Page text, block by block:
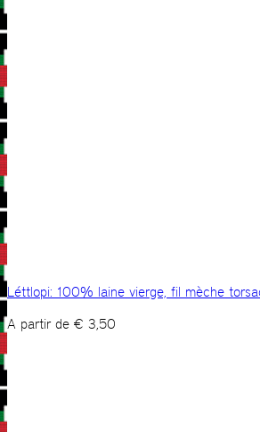
Léttlopi: 100% laine vierge, fil mèche
A partir de € 3,50